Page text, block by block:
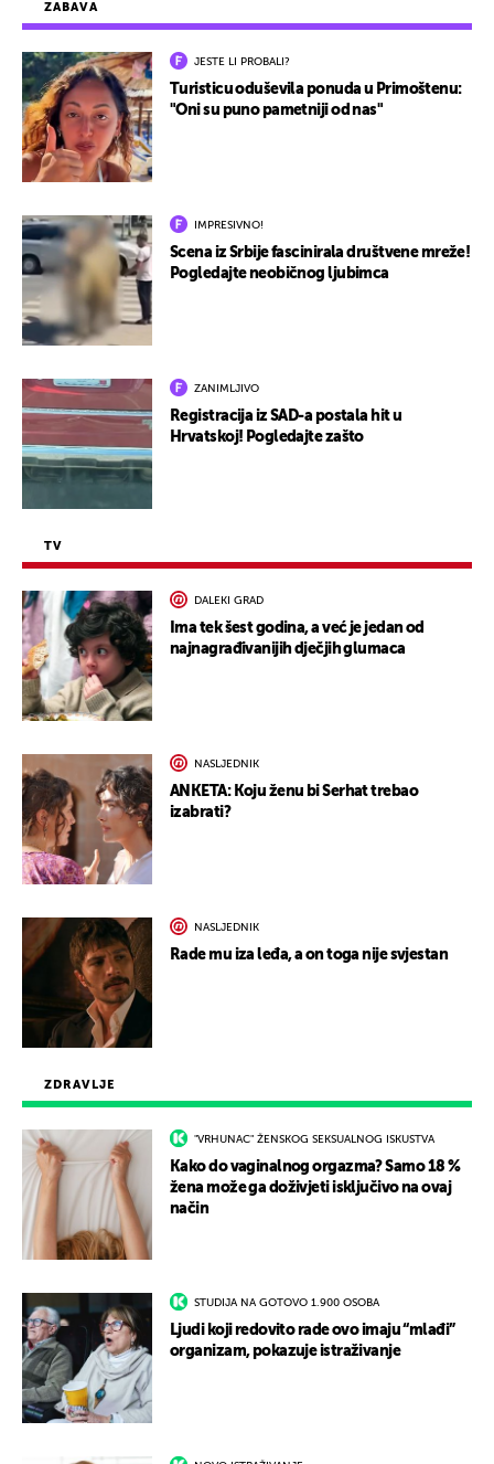
ZDRAVLJE
"VRHUNAC" ŽENSKOG SEKSUALNOG ISKUSTVA
Kako do vaginalnog orgazma? Samo 18 %
žena može ga doživjeti isključivo na ovaj
način
STUDIJA NA GOTOVO 1.900 OSOBA
Ljudi koji redovito rade ovo imaju “mlađi”
organizam, pokazuje istraživanje
ZABAVA
JESTE LI PROBALI?
Turisticu oduševila ponuda u Primoštenu:
"Oni su puno pametniji od nas"
IMPRESIVNO!
Scena iz Srbije fascinirala društvene mreže!
Pogledajte neobičnog ljubimca
ZANIMLJIVO
Registracija iz SAD-a postala hit u
Hrvatskoj! Pogledajte zašto
TV
DALEKI GRAD
Ima tek šest godina, a već je jedan od
najnagrađivanijih dječjih glumaca
NASLJEDNIK
ANKETA: Koju ženu bi Serhat trebao
izabrati?
NASLJEDNIK
Rade mu iza leđa, a on toga nije svjestan